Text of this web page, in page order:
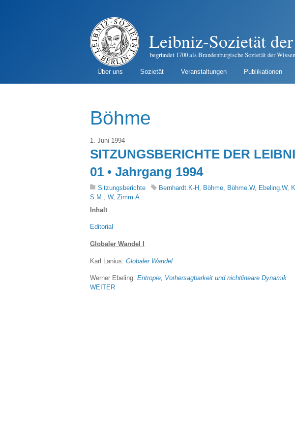
Leibniz-Sozietät
begründet 1700 als Brandenburgische Sozietät der
Über uns Sozietät Veranstaltungen Publikationen
Böhme
1. Juni 1994
SITZUNGSBERICHTE DER
01 • Jahrgang 1994
Sitzungsberichte Bernhardt.K-H Böhme Böhme.W, Ebeling.W,
S.M.
W, Zimm.A
Inhalt
Editorial
Globaler Wandel I
Karl Lanius: Globaler Wandel
Werner Ebeling: Entropie, Vorhersagbarkeit und nichtlineare Dynamik
WEITER